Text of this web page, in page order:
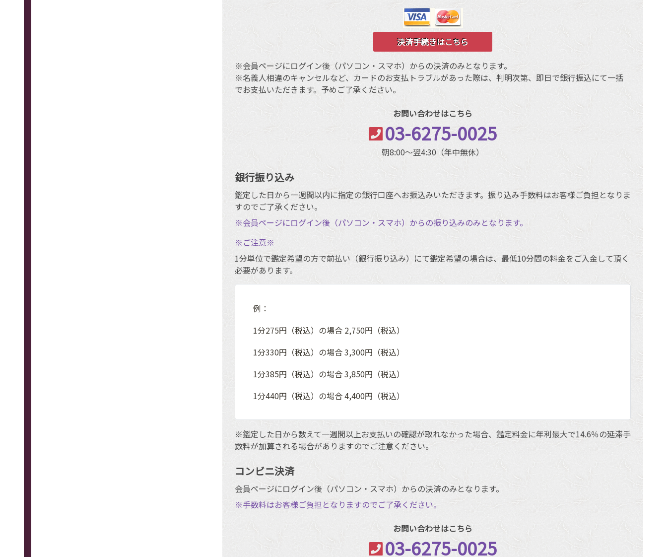
決済手続きはこちら
※会員ページにログイン後（パソコン・スマホ）からの決済のみとなります。
※名義人相違のキャンセルなど、カードのお支払トラブルがあった際は、判明次第、即日で銀行振込にて一括
でお支払いただきます。予めご了承ください。
お問い合わせはこちら
03-6275-0025
朝8:00～翌4:30（年中無休）
銀行振り込み
鑑定した日から一週間以内に指定の銀行口座へお振込みいただきます。振り込み手数料はお客様ご負担となりま
すのでご了承ください。
※会員ページにログイン後（パソコン・スマホ）からの振り込みのみとなります。
※ご注意※
1分単位で鑑定希望の方で前払い（銀行振り込み）にて鑑定希望の場合は、最低10分間の料金をご入金して頂く
必要があります。
例：
1分275円（税込）の場合 2,750円（税込）
1分330円（税込）の場合 3,300円（税込）
1分385円（税込）の場合 3,850円（税込）
1分440円（税込）の場合 4,400円（税込）
※鑑定した日から数えて一週間以上お支払いの確認が取れなかった場合、鑑定料金に年利最大で14.6％の延滞手
数料が加算される場合がありますのでご注意ください。
コンビニ決済
会員ページにログイン後（パソコン・スマホ）からの決済のみとなります。
※手数料はお客様ご負担となりますのでご了承ください。
お問い合わせはこちら
03-6275-0025